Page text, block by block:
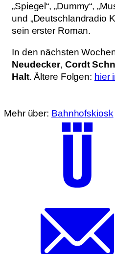
„Spiegel“, „Dummy“,
und „Deutschlandradio
sein erster Roman.
In den nächsten
Neudecker, Cordt
Halt. Ältere Folgen: hier
Mehr über: Bahnhofskiosk